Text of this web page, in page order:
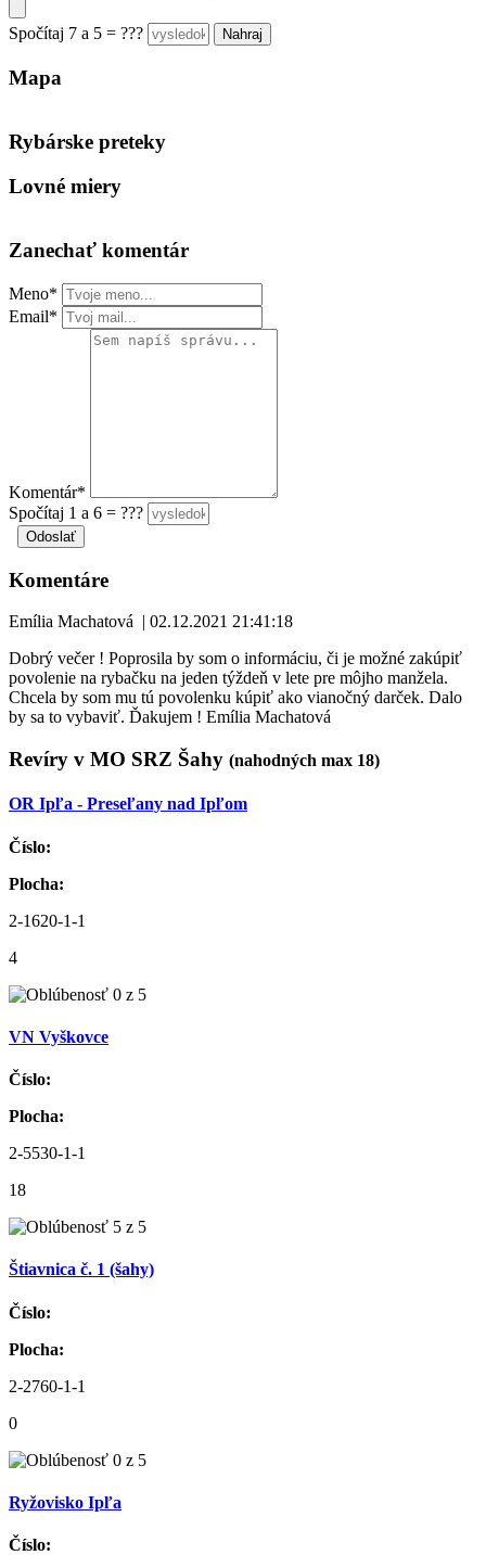
Spočítaj 7 a 5 = ???
Mapa
Rybárske preteky
Lovné miery
Zanechať komentár
Meno*
Email*
Komentár*
Spočítaj 1 a 6 = ???
Komentáre
Emília Machatová | 02.12.2021 21:41:18
Dobrý večer ! Poprosila by som o informáciu, či je možné zakúpiť
povolenie na rybačku na jeden týždeň v lete pre môjho manžela.
Chcela by som mu tú povolenku kúpiť ako vianočný darček. Dalo
by sa to vybaviť. Ďakujem ! Emília Machatová
Revíry v MO SRZ Šahy (nahodných max 18)
OR Ipľa - Preseľany nad Ipľom
Číslo:
Plocha:
2-1620-1-1
4
VN Vyškovce
Číslo:
Plocha:
2-5530-1-1
18
Štiavnica č. 1 (šahy)
Číslo:
Plocha:
2-2760-1-1
0
Ryžovisko Ipľa
Číslo: